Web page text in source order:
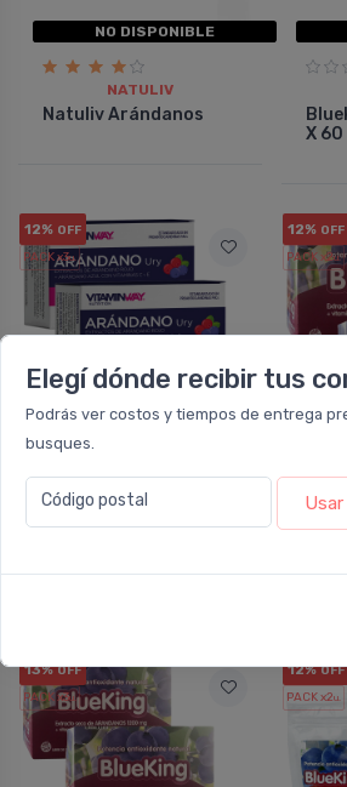
Elegí dónde recibir tus
Podrás ver costos y tiempos de entrega
busques.
Código postal Usar
NO DISPONIBLE
NATULIV
Natuliv Arándanos
X
12% OFF
PACK x3u.
VITAMIN WAY
Cápsulas
12% OFF
PACK x2u.
13%OFF
PACK x3u.
12%OFF
PACK x2u.